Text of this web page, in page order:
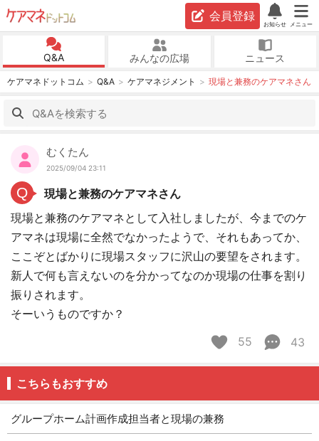
会員登録
お知らせ メニュー
Q&A みんなの広場 ニュース
ケアマネドットコム Q&A ケアマネジメント 現場と兼務のケアマネさん
むくたん
2025/09/04 23:11
Q
現場と兼務のケアマネさん
現場と兼務のケアマネとして入社しましたが、今までのケ
アマネは現場に全然でなかったようで、それもあってか、
ここぞとばかりに現場スタッフに沢山の要望をされます。
新人で何も言えないのを分かってなのか現場の仕事を割り
振りされます。
そーいうものですか？
55
43
こちらもおすすめ
グループホーム計画作成担当者と現場の兼務